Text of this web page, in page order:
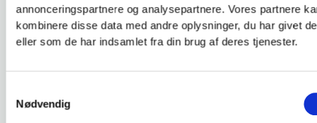
annonceringspartnere og analysepartnere. Vores partnere
kombinere disse data med andre oplysninger, du har givet
eller som de har indsamlet fra din brug af deres tjenester.
Nødvendig
MIN PROFIL
Opret profil